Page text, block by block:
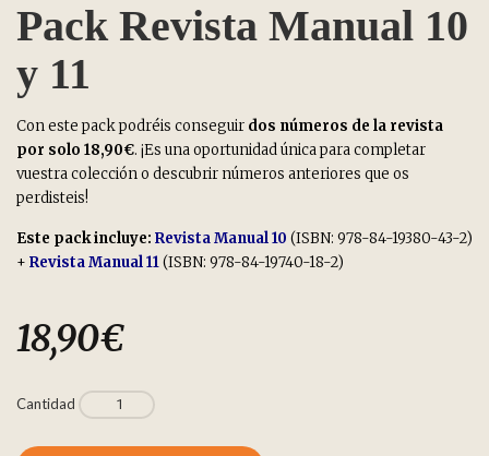
Pack Revista Manual 10
y 11
Con este pack podréis conseguir dos números de la revista
por solo 18,90€. ¡Es una oportunidad única para completar
vuestra colección o descubrir números anteriores que os
perdisteis!
Este pack incluye: Revista Manual 10 (ISBN: 978-84-19380-43-2)
+ Revista Manual 11(ISBN: 978-84-19740-18-2)
18,90€
Cantidad